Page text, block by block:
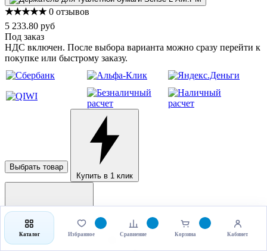
★★★★★ 0 отзывов
5 233.80 руб
Под заказ
НДС включен. После выбора варианта можно сразу перейти к
покупке или быстрому заказу.
Выбрать товар
Купить в 1 клик
Каталог Избранное Сравнение Корзина Кабинет